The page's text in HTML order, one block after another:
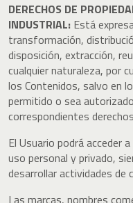
DERECHOS DE
INDUSTRIAL: Está
transformación,
disposición, extracción,
cualquier naturaleza, por
los Contenidos, salvo en
permitido o sea
correspondientes
El Usuario podrá acceder
uso personal y privado,
desarrollar actividades de